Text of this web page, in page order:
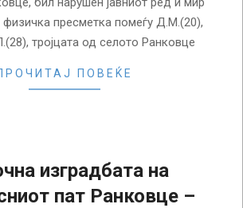
физичка пресметка помеѓу Д.М.(20),
тројцата од селото Ранковце
ПОВЕЌЕ
изградбата на
пат Ранковце –